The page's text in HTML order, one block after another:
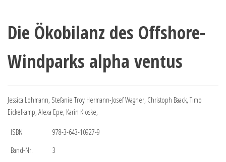
Die Ökobilanz des Offshore-
Windparks alpha ventus
Jessica Lohmann, Stefanie Troy Hermann-Josef Wagner, Christoph Baack, Timo
Eickelkamp, Alexa Epe, Karin Kloske,
ISBN
978-3-643-10927-9
Band-Nr.
3